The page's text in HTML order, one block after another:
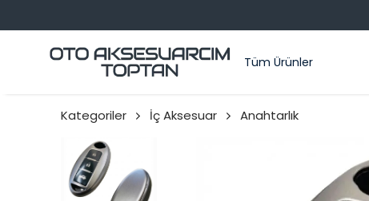
Tüm Ürünler
Kategoriler İç Aksesuar Anahtarlık